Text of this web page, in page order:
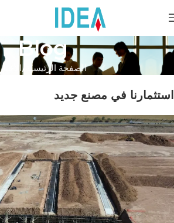
Blog
الصفحة الرئيسية الأخبار
استثمارنا في مصنع جديد